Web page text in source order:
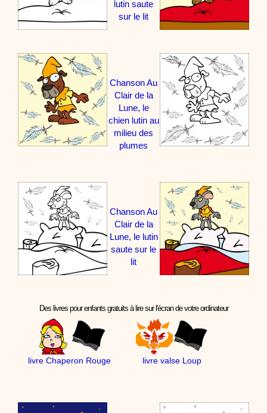
Noël, des contes de Noël, profitez de 21 minutes de
productions de Noël sans interruption de pub. un petit
moment de tranquillité pour votre enfant ou pour les
lutin saute
sur le lit
Chanson Au
Clair de la
Lune, le
chien lutin au
milieu des
plumes
Chanson Au
Clair de la
Lune, le lutin
saute sur le
lit
Des livres pour enfants gratuits à lire sur l'écran de votre ordinateur
livre Chaperon Rouge livre valse Loup